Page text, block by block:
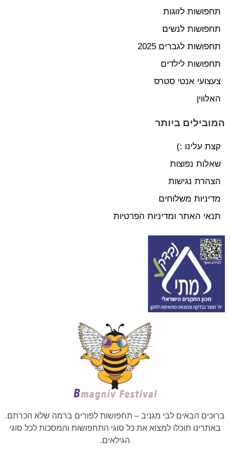
תחפושות לזוגות
תחפושות לנשים
תחפושות לגברים 2025
תחפושות לילדים
צעצועי אנטי סטרס
האלווין
המובילים ביותר
קצת עלינו :)
שאלות נפוצות
הצהרת נגישות
מדיניות משלוחים
תנאי האתר ומדיניות הפרטיות
ברוכים הבאים לבי מגניב – תחפושות לפורים ברמה שלא הכרתם.
באתרינו תוכלו למצוא את כל סוגי התחפושות והמסכות לכל סוגי
הגילאים.